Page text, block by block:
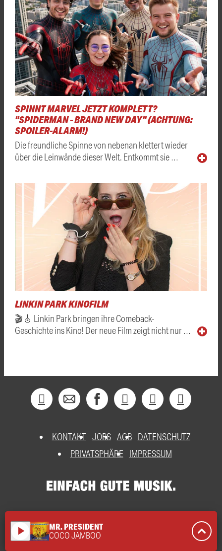
SPINNT MARVEL JETZT KOMPLETT?
"SPIDERMAN - BRAND NEW DAY" (ACHTUNG:
SPOILER-ALARM!)
Die freundliche Spinne von nebenan klettert wieder
über die Leinwände dieser Welt. Entkommt sie …
LINKIN PARK KINOFILM
🎬🎸 Linkin Park bringen ihre Comeback-
Geschichte ins Kino! Der neue Film zeigt nicht nur …
KONTAKT JOBS AGB DATENSCHUTZ
PRIVATSPHÄRE
IMPRESSUM
play_arrow MR. PRESIDENT
COCO JAMBOO